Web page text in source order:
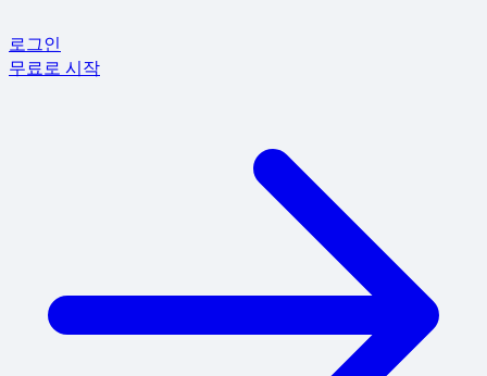
로그인
무료로 시작